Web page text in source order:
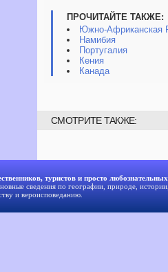
ПРОЧИТАЙТЕ ТАКЖЕ:
Южно-Африканская
Намибия
Португалия
Кения
Канада
СМОТРИТЕ ТАКЖЕ:
туристов и просто
сведения по географии, природе,
и вероисповеданию.